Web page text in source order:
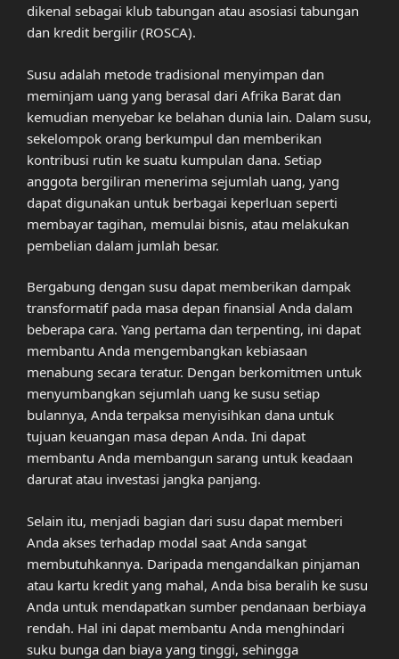
dikenal sebagai klub tabungan atau asosiasi tabungan
dan kredit bergilir (ROSCA).
Susu adalah metode tradisional menyimpan dan
meminjam uang yang berasal dari Afrika Barat dan
kemudian menyebar ke belahan dunia lain. Dalam susu,
sekelompok orang berkumpul dan memberikan
kontribusi rutin ke suatu kumpulan dana. Setiap
anggota bergiliran menerima sejumlah uang, yang
dapat digunakan untuk berbagai keperluan seperti
membayar tagihan, memulai bisnis, atau melakukan
pembelian dalam jumlah besar.
Bergabung dengan susu dapat memberikan dampak
transformatif pada masa depan finansial Anda dalam
beberapa cara. Yang pertama dan terpenting, ini dapat
membantu Anda mengembangkan kebiasaan
menabung secara teratur. Dengan berkomitmen untuk
menyumbangkan sejumlah uang ke susu setiap
bulannya, Anda terpaksa menyisihkan dana untuk
tujuan keuangan masa depan Anda. Ini dapat
membantu Anda membangun sarang untuk keadaan
darurat atau investasi jangka panjang.
Selain itu, menjadi bagian dari susu dapat memberi
Anda akses terhadap modal saat Anda sangat
membutuhkannya. Daripada mengandalkan pinjaman
atau kartu kredit yang mahal, Anda bisa beralih ke susu
Anda untuk mendapatkan sumber pendanaan berbiaya
rendah. Hal ini dapat membantu Anda menghindari
suku bunga dan biaya yang tinggi, sehingga